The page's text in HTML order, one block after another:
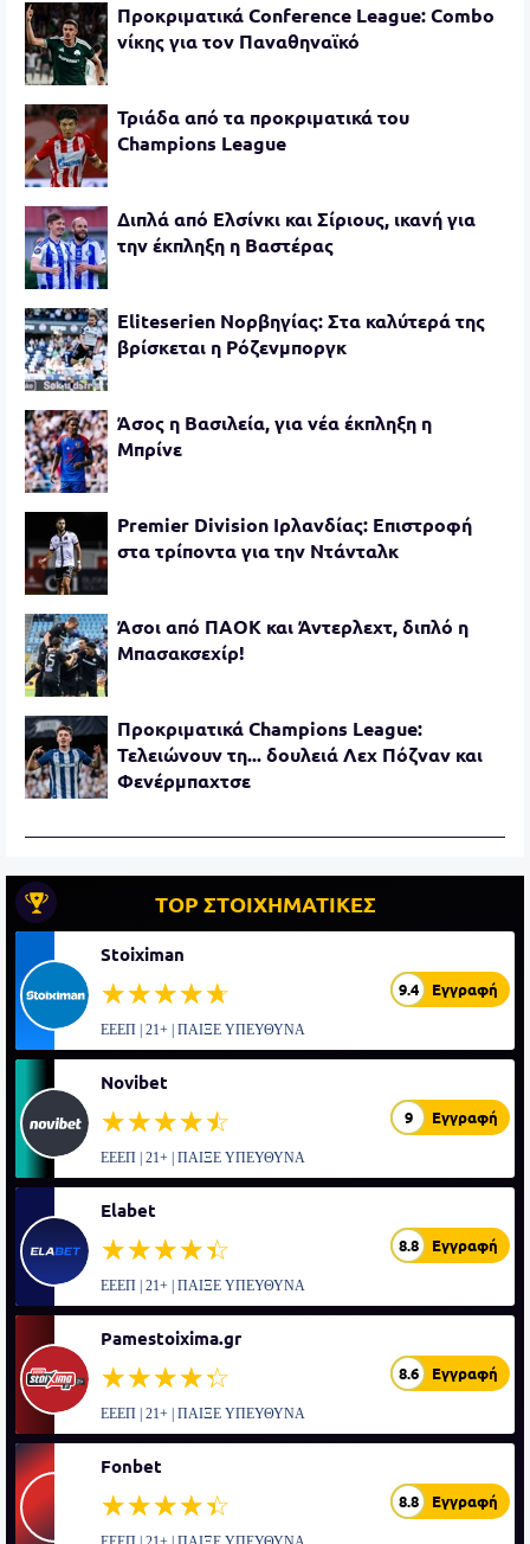
Προκριματικά Conference League: Combo
νίκης για τον Παναθηναϊκό
Τριάδα από τα προκριματικά του
Champions League
Διπλά από Ελσίνκι και Σίριους, ικανή για
την έκπληξη η Βαστέρας
Eliteserien Νορβηγίας: Στα καλύτερά της
βρίσκεται η Ρόζενμποργκ
Άσος η Βασιλεία, για νέα έκπληξη η
Μπρίνε
Premier Division Ιρλανδίας: Επιστροφή
στα τρίποντα για την Ντάνταλκ
Άσοι από ΠΑΟΚ και Άντερλεχτ, διπλό η
Μπασακσεχίρ!
Προκριματικά Champions League:
Τελειώνουν τη... δουλειά Λεχ Πόζναν και
Φενέρμπαχτσε
TOP ΣΤΟΙΧΗΜΑΤΙΚΕΣ
Stoiximan
☆☆☆☆☆
★★★★★ 9.4 Εγγραφή
ΕΕΕΠ | 21+ | ΠΑΙΞΕ ΥΠΕΥΘΥΝΑ
Novibet
☆☆☆☆☆
★★★★★ 9 Εγγραφή
ΕΕΕΠ | 21+ | ΠΑΙΞΕ ΥΠΕΥΘΥΝΑ
Elabet
☆☆☆☆☆
★★★★★ 8.8 Εγγραφή
ΕΕΕΠ | 21+ | ΠΑΙΞΕ ΥΠΕΥΘΥΝΑ
Pamestoixima.gr
☆☆☆☆☆
★★★★★ 8.6 Εγγραφή
ΕΕΕΠ | 21+ | ΠΑΙΞΕ ΥΠΕΥΘΥΝΑ
Fonbet
☆☆☆☆☆
★★★★★ 8.8 Εγγραφή